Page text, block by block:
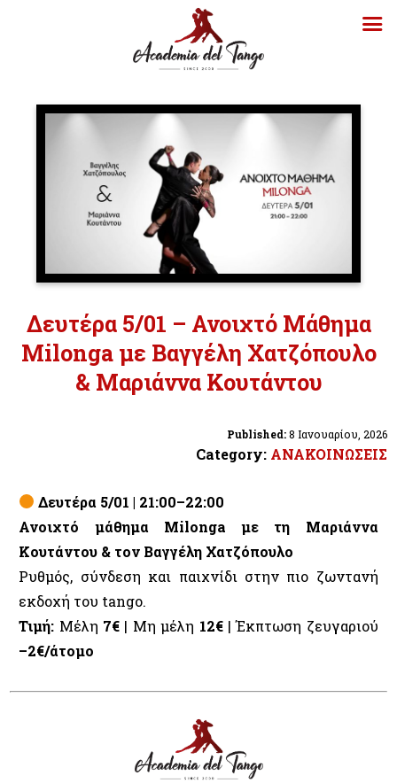
Δευτέρα 5/01 – Ανοιχτό Μάθημα
Milonga με Bαγγέλη Χατζόπουλο
& Μαριάννα Κουτάντου
Published:8 Ιανουαρίου, 2026
Category: ΑΝΑΚΟΙΝΩΣΕΙΣ
Δευτέρα 5/01 | 21:00–22:00
Ανοιχτό μάθημα Milonga με τη Μαριάννα
Κουτάντου & τον Βαγγέλη Χατζόπουλο
Ρυθμός, σύνδεση και παιχνίδι στην πιο ζωντανή
εκδοχή του tango.
Τιμή: Μέλη 7€ | Μη μέλη 12€| Έκπτωση ζευγαριού
–2€/άτομο